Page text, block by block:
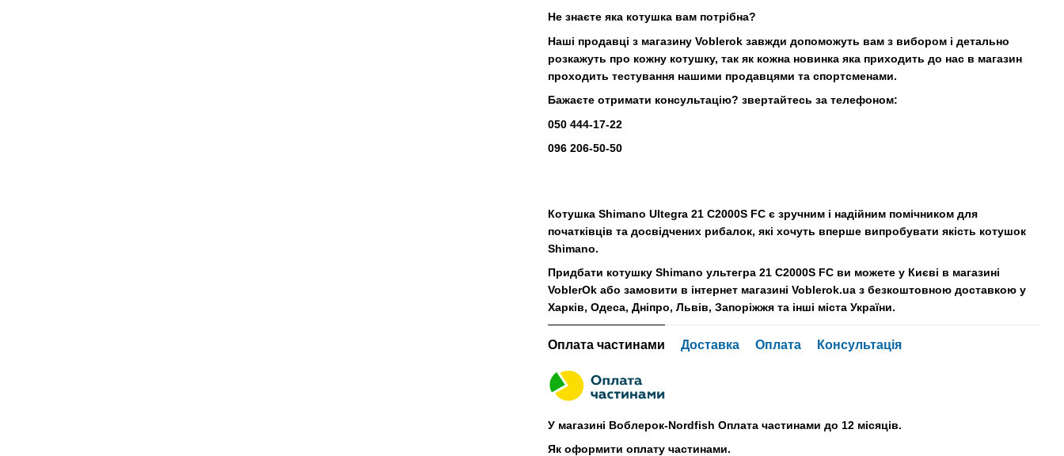
Не знаєте яка котушка вам потрібна?
Наші продавці з магазину Voblerok завжди допоможуть вам з вибором і детально
розкажуть про кожну котушку, так як кожна новинка яка приходить до нас в магазин
проходить тестування нашими продавцями та спортсменами.
Бажаєте отримати консультацію? звертайтесь за телефоном:
050 444-17-22
096 206-50-50
Котушка Shimano Ultegra 21 C2000S FC є зручним і надійним помічником для
початківців та досвідчених рибалок, які хочуть вперше випробувати якість котушок
Shimano.
Придбати котушку Shimano ультегра 21 C2000S FC ви можете у Києві в магазині
VoblerOk або замовити в інтернет магазині Voblerok.ua з безкоштовною доставкою у
Харків, Одеса, Дніпро, Львів, Запоріжжя та інші міста України.
Оплата частинами Доставка Оплата Консультація
У магазині Воблерок-Nordfish Оплата частинами до 12 місяців.
Як оформити оплату частинами.